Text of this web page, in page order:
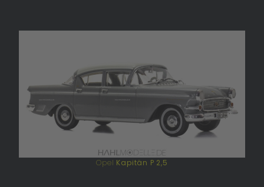
Opel Kapitän P 2,5